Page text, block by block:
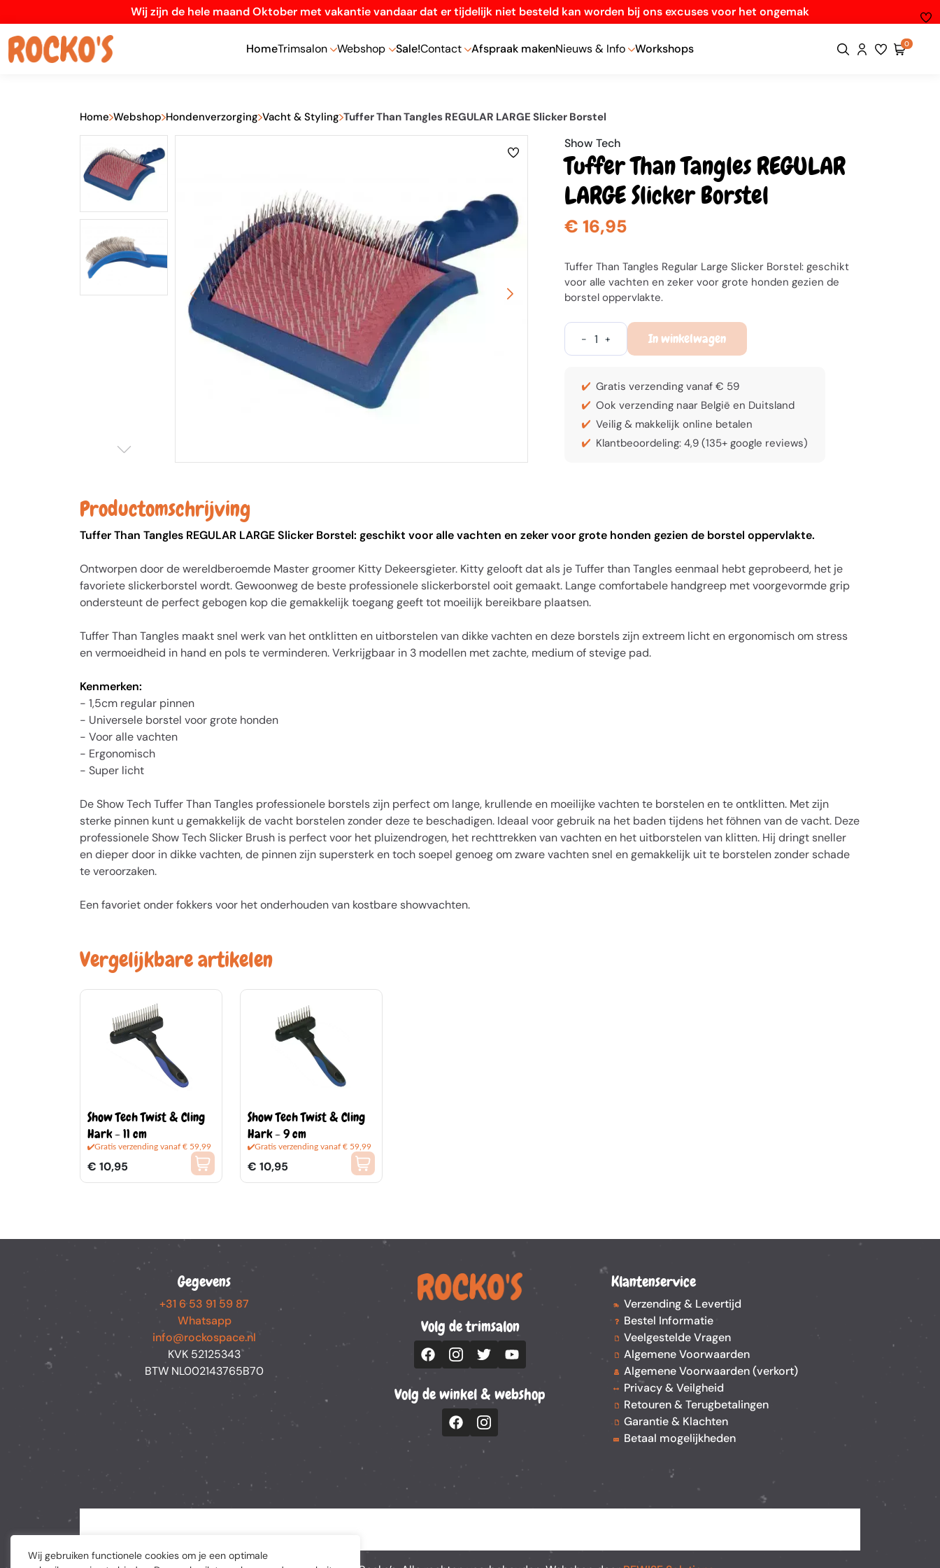
Wij gebruiken functionele cookies om je een optimale
Wij zijn de hele maand Oktober met vakantie vandaar dat er tijdelijk niet besteld kan worden bij ons excuses voor het ongemak
HomeTrimsalon Webshop Sale!Contact Afspraak makenNieuws & Info Workshops 0
Home Webshop Hondenverzorging Vacht & Styling Tuffer Than Tangles REGULAR LARGE Slicker Borstel
Show Tech
Tuffer Than Tangles REGULAR
LARGE Slicker Borstel
€ 16,95
Tuffer Than Tangles Regular Large Slicker Borstel: geschikt
voor alle vachten en zeker voor grote honden gezien de
borstel oppervlakte.
- + In winkelwagen
Gratis verzending vanaf € 59
Ook verzending naar België en Duitsland
Veilig & makkelijk online betalen
Klantbeoordeling: 4,9 (135+ google reviews)
Productomschrijving
Tuffer Than Tangles REGULAR LARGE Slicker Borstel: geschikt voor alle vachten en zeker voor grote honden gezien de borstel oppervlakte.
Ontworpen door de wereldberoemde Master groomer Kitty Dekeersgieter. Kitty gelooft dat als je Tuffer than Tangles eenmaal hebt geprobeerd, het je
favoriete slickerborstel wordt. Gewoonweg de beste professionele slickerborstel ooit gemaakt. Lange comfortabele handgreep met voorgevormde grip
ondersteunt de perfect gebogen kop die gemakkelijk toegang geeft tot moeilijk bereikbare plaatsen.
Tuffer Than Tangles maakt snel werk van het ontklitten en uitborstelen van dikke vachten en deze borstels zijn extreem licht en ergonomisch om stress
en vermoeidheid in hand en pols te verminderen. Verkrijgbaar in 3 modellen met zachte, medium of stevige pad.
Kenmerken:
- 1,5cm regular pinnen
- Universele borstel voor grote honden
- Voor alle vachten
- Ergonomisch
- Super licht
De Show Tech Tuffer Than Tangles professionele borstels zijn perfect om lange, krullende en moeilijke vachten te borstelen en te ontklitten. Met zijn
sterke pinnen kunt u gemakkelijk de vacht borstelen zonder deze te beschadigen. Ideaal voor gebruik na het baden tijdens het föhnen van de vacht. Deze
professionele Show Tech Slicker Brush is perfect voor het pluizendrogen, het rechttrekken van vachten en het uitborstelen van klitten. Hij dringt sneller
en dieper door in dikke vachten, de pinnen zijn supersterk en toch soepel genoeg om zware vachten snel en gemakkelijk uit te borstelen zonder schade
te veroorzaken.
Een favoriet onder fokkers voor het onderhouden van kostbare showvachten.
Vergelijkbare artikelen
Show Tech Twist & Cling
Hark - 11 cm
Gratis verzending vanaf € 59,99
€ 10,95
Show Tech Twist & Cling
Hark - 9 cm
Gratis verzending vanaf € 59,99
€ 10,95
Gegevens
+31 6 53 91 59 87
Whatsapp
info@rockospace.nl
KVK 52125343
BTW NL002143765B70
Volg de trimsalon
Volg de winkel & webshop
Klantenservice
Verzending & Levertijd
Bestel Informatie
Veelgestelde Vragen
Algemene Voorwaarden
Algemene Voorwaarden (verkort)
Privacy & Veilgheid
Retouren & Terugbetalingen
Garantie & Klachten
Betaal mogelijkheden